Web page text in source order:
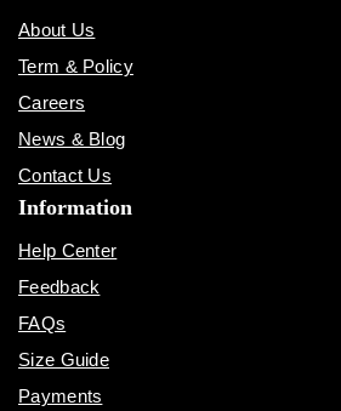
About Us
Term & Policy
Careers
News & Blog
Contact Us
Information
Help Center
Feedback
FAQs
Size Guide
Payments